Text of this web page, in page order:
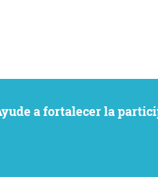
Ayude a fortalecer la